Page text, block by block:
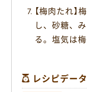
【梅肉たれ
し、砂糖、
る。塩気は
レシピデータ